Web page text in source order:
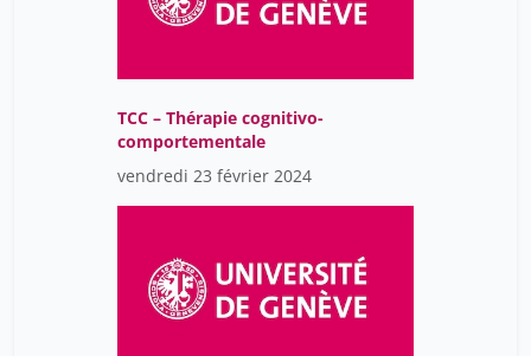
TCC – Thérapie cognitivo-
comportementale
vendredi 23 février 2024